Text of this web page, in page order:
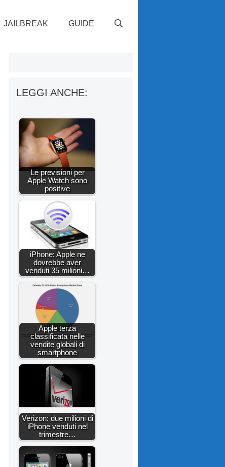
JAILBREAK GUIDE
LEGGI ANCHE:
Le previsioni per
Apple Watch sono
positive
iPhone: Apple ne
dovrebbe aver
venduti 35 milioni…
Apple terza
classificata nelle
vendite globali di
smartphone
Verizon: due milioni di
iPhone venduti nel
trimestre…